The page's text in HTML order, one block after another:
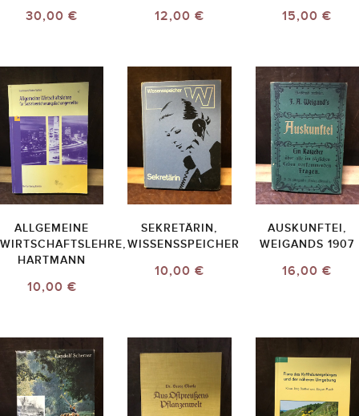
30,00 € 12,00 € 15,00 €
ALLGEMEINE
WIRTSCHAFTSLEHRE,
HARTMANN
10,00 €
SEKRETÄRIN,
WISSENSSPEICHER
10,00 €
AUSKUNFTEI,
WEIGANDS 1907
16,00 €